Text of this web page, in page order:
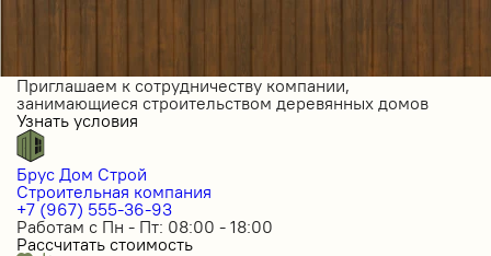
Приглашаем к сотрудничеству компании,
занимающиеся строительством деревянных домов
Узнать условия
Брус Дом Строй
Строительная компания
+7 (967) 555-36-93
Работам с Пн - Пт: 08:00 - 18:00
Рассчитать стоимость